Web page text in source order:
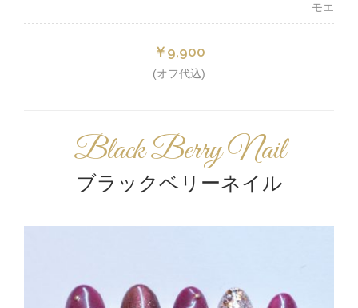
モエ
￥9,900
(オフ代込)
Black Berry Nail
ブラックベリーネイル